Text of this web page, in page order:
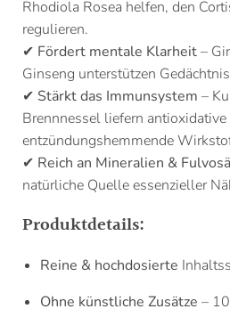
Rhodiola Rosea helfen, den
regulieren.
✔ Fördert mentale Klarheit–
Ginseng unterstützen
✔ Stärkt das Immunsystem –
Brennnessel liefern antioxidative
entzündungshemmende
✔ Reich an Mineralien &
natürliche Quelle essenzieller
Produktdetails:
Reine & hochdosierte
Ohne künstliche Zusätze –